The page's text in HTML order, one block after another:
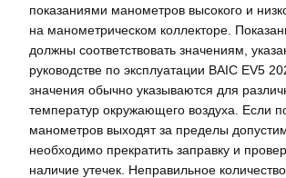
показаниями манометров высокого и
на манометрическом коллекторе.
должны соответствовать значениям,
руководстве по эксплуатации BAIC EV5
значения обычно указываются для
температур окружающего воздуха. Если
манометров выходят за пределы
необходимо прекратить заправку и
наличие утечек. Неправильное